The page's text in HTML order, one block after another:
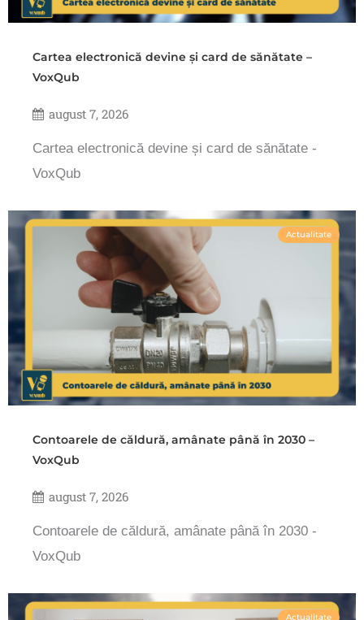
Cartea electronică devine și card de sănătate –
VoxQub
august 7, 2026
Cartea electronică devine și card de sănătate -
VoxQub
Actualitate
Contoarele de căldură, amânate până în 2030 –
VoxQub
august 7, 2026
Contoarele de căldură, amânate până în 2030 -
VoxQub
Actualitate